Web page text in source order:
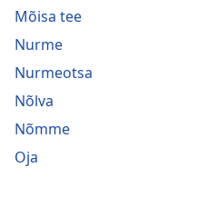
Mõisa tee
Nurme
Nurmeotsa
Nõlva
Nõmme
Oja